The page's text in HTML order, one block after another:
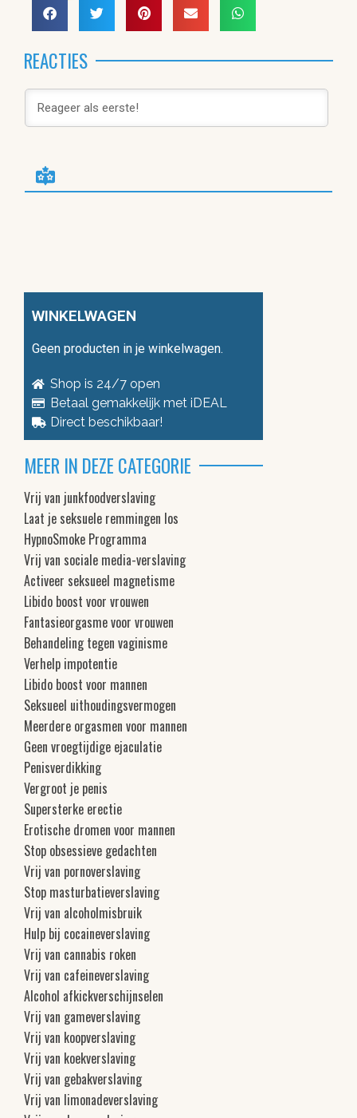
REACTIES
WINKELWAGEN
Geen producten in je winkelwagen.
Shop is 24/7 open
Betaal gemakkelijk met iDEAL
Direct beschikbaar!
MEER IN DEZE CATEGORIE
Vrij van junkfoodverslaving
Laat je seksuele remmingen los
HypnoSmoke Programma
Vrij van sociale media-verslaving
Activeer seksueel magnetisme
Libido boost voor vrouwen
Fantasieorgasme voor vrouwen
Behandeling tegen vaginisme
Verhelp impotentie
Libido boost voor mannen
Seksueel uithoudingsvermogen
Meerdere orgasmen voor mannen
Geen vroegtijdige ejaculatie
Penisverdikking
Vergroot je penis
Supersterke erectie
Erotische dromen voor mannen
Stop obsessieve gedachten
Vrij van pornoverslaving
Stop masturbatieverslaving
Vrij van alcoholmisbruik
Hulp bij cocaineverslaving
Vrij van cannabis roken
Vrij van cafeineverslaving
Alcohol afkickverschijnselen
Vrij van gameverslaving
Vrij van koopverslaving
Vrij van koekverslaving
Vrij van gebakverslaving
Vrij van limonadeverslaving